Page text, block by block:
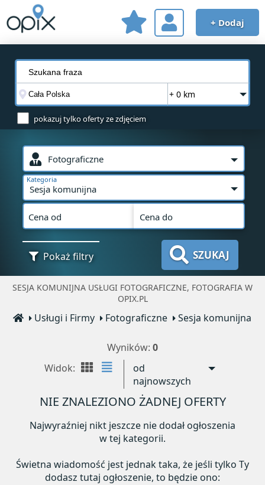
+ Dodaj
+ 0 km
pokazuj tylko oferty ze zdjęciem
Fotograficzne
Sesja komunijna
Kategoria
Cena od Cena do
Pokaż filtry SZUKAJ
SESJA KOMUNIJNA USŁUGI FOTOGRAFICZNE, FOTOGRAFIA W
OPIX.PL
Usługi i Firmy Fotograficzne Sesja komunijna
Wyników: 0
Widok:
od
najnowszych
NIE ZNALEZIONO ŻADNEJ OFERTY
Najwyraźniej nikt jeszcze nie dodał ogłoszenia
w tej kategorii.
Świetna wiadomość jest jednak taka, że jeśli tylko Ty
dodasz tutaj ogłoszenie, to będzie ono: